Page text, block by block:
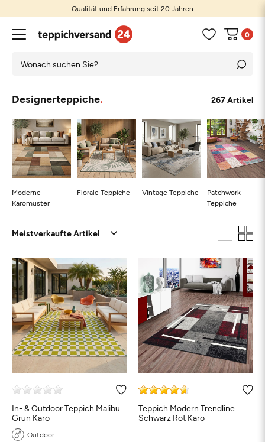
Qualität und Erfahrung seit 20 Jahren
0
Designerteppiche 267 Artikel
Patchwork
Teppiche
Florale Teppiche
Moderne
Karomuster
Vintage Teppiche
In- & Outdoor Teppich Malibu
Grün Karo
Outdoor
Teppich Modern Trendline
Schwarz Rot Karo